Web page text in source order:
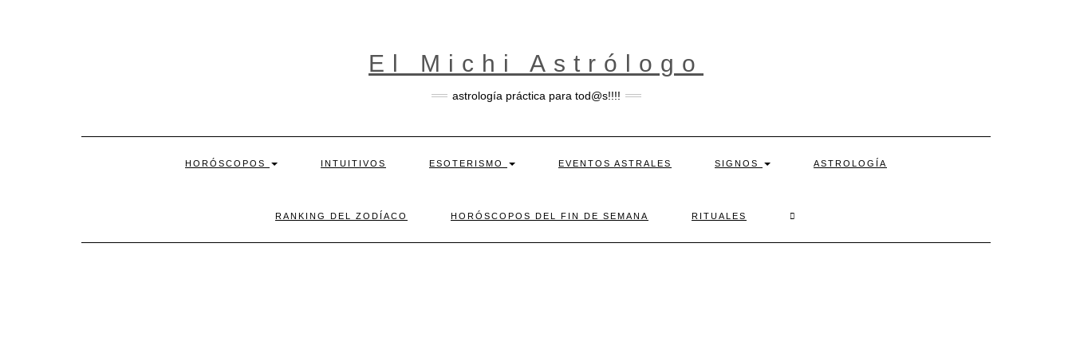
El Michi Astrólogo
astrología práctica para tod@s!!!!
HORÓSCOPOS INTUITIVOS ESOTERISMO EVENTOS ASTRALES SIGNOS ASTROLOGÍA
RANKING DEL ZODÍACO HORÓSCOPOS DEL FIN DE SEMANA RITUALES